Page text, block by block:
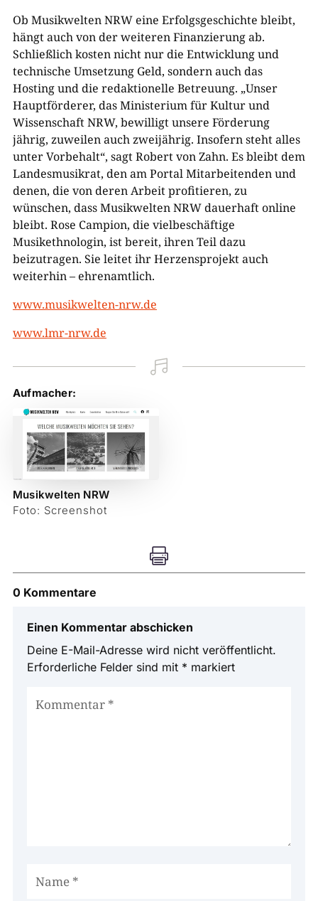
Ob Musikwelten NRW eine Erfolgsgeschichte bleibt,
hängt auch von der weiteren Finanzierung ab.
Schließlich kosten nicht nur die Entwicklung und
technische Umsetzung Geld, sondern auch das
Hosting und die redaktionelle Betreuung. „Unser
Hauptförderer, das Ministerium für Kultur und
Wissenschaft NRW, bewilligt unsere Förderung
jährig, zuweilen auch zweijährig. Insofern steht alles
unter Vorbehalt“, sagt Robert von Zahn. Es bleibt dem
Landesmusikrat, den am Portal Mitarbeitenden und
denen, die von deren Arbeit profitieren, zu
wünschen, dass Musikwelten NRW dauerhaft online
bleibt. Rose Campion, die vielbeschäftige
Musikethnologin, ist bereit, ihren Teil dazu
beizutragen. Sie leitet ihr Herzensprojekt auch
weiterhin – ehrenamtlich.
www.musikwelten-nrw.de
www.lmr-nrw.de

Aufmacher:
Musikwelten NRW
Foto: Screenshot

0 Kommentare
Einen Kommentar abschicken
Deine E-Mail-Adresse wird nicht veröffentlicht.
Erforderliche Felder sind mit * markiert